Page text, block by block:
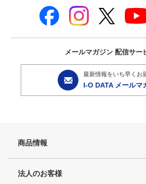
メールマガジン 配信サー
最新情報をいち早くお
I-O DATA メールマ
商品情報
法人のお客様